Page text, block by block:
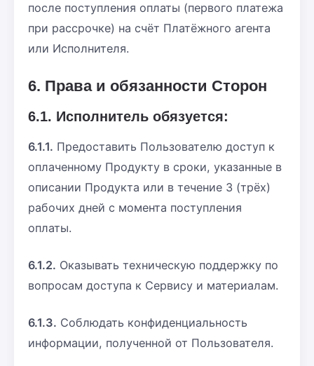
после поступления оплаты (первого платежа
при рассрочке) на счёт Платёжного агента
или Исполнителя.
6. Права и обязанности Сторон
6.1. Исполнитель обязуется:
6.1.1. Предоставить Пользователю доступ к
оплаченному Продукту в сроки, указанные в
описании Продукта или в течение 3 (трёх)
рабочих дней с момента поступления
оплаты.
6.1.2. Оказывать техническую поддержку по
вопросам доступа к Сервису и материалам.
6.1.3. Соблюдать конфиденциальность
информации, полученной от Пользователя.